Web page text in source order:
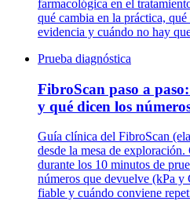
farmacológica en el
qué cambia en la práctica,
evidencia y cuándo no hay
Prueba diagnóstica
FibroScan paso a
y qué dicen los
Guía clínica del FibroScan
desde la mesa de
durante los 10 minutos de
números que devuelve (kPa
fiable y cuándo conviene